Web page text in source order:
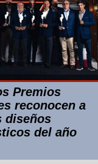
Premios
reconocen a
diseños
del año